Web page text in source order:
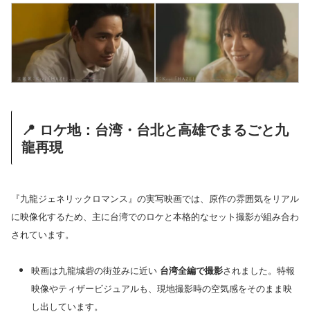
📍 ロケ地：台湾・台北と高雄でまるごと九
龍再現
『九龍ジェネリックロマンス』の実写映画では、原作の雰囲気をリアル
に映像化するため、主に台湾でのロケと本格的なセット撮影が組み合わ
されています。
映画は九龍城砦の街並みに近い 台湾全編で撮影されました。特報
映像やティザービジュアルも、現地撮影時の空気感をそのまま映
し出しています。